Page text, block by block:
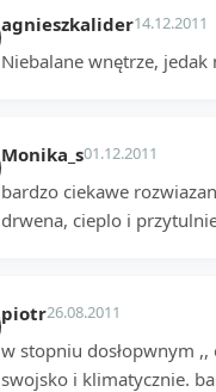
agnieszkalider14.12.2011
Niebalane wnętrze,
Monika_s01.12.2011
bardzo ciekawe
drwena, cieplo i
piotr26.08.2011
w stopniu dosłopwnym
swojsko i klimatycznie.